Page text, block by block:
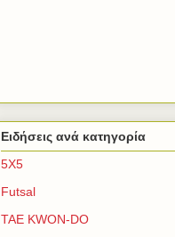
Ειδήσεις ανά κατηγορία
5Χ5
Futsal
TAE KWON-DO